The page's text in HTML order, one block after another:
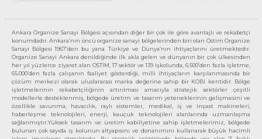
Ankara Organize Sanayi Bölgesi açısından diğer bir çok ile göre avantajlı ve rekabetçi
konumdadır. Ankara’nın öncü organize sanayi bölgelerinden biri olan Ostim Organize
Sanayi Bölgesi 1967’den bu yana Türkiye ve Dünya’nın ihtiyaçlarını üretmektedir.
Organize Sanayi Ankara denildiğinde ilk akla gelen ve dünyanın bir çok ülkesinden
her yıl yüzlerce ziyaret alan OSTİM, 17 sektör ve 139 işkolunda, 6.500’den fazla işletme,
65.000’den fazla çalışanın faaliyet gösterdiği, milli ihtiyaçların karşılanmasında bir
çözüm merkezi olarak uluslararası marka değerine sahip bir KOBİ kentidir. Bölge
işletmelerinin rekabetçiliğinin artırılması amacıyla stratejik sektörler çeşitli
modellerle desteklenmiş, bölgede üretim ve tasarım yeteneklerinin gelişmesini ve
özellikle savunma, havacılık, raylı sistemler, medikal, iş ve inşaat makineleri,
haberleşme teknolojileri, enerji, kauçuk teknolojileri alanlarında uzmanlaşma
sağlanmıştır.Yüksek tasarım ve üretim kabiliyetine sahip işletmelerimiz, bölgede
bulunan çok sayıda iş kolunun altyapısını ve donanımını kullanarak büyük hacimli